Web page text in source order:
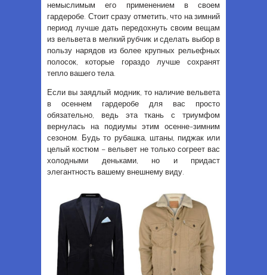
немыслимым его применением в своем
гардеробе. Стоит сразу отметить, что на зимний
период лучше дать передохнуть своим вещам
из вельвета в мелкий рубчик и сделать выбор в
пользу нарядов из более крупных рельефных
полосок, которые гораздо лучше сохранят
тепло вашего тела.
Если вы заядлый модник, то наличие вельвета
в осеннем гардеробе для вас просто
обязательно, ведь эта ткань с триумфом
вернулась на подиумы этим осенне-зимним
сезоном. Будь то рубашка, штаны, пиджак или
целый костюм – вельвет не только согреет вас
холодными деньками, но и придаст
элегантность вашему внешнему виду.